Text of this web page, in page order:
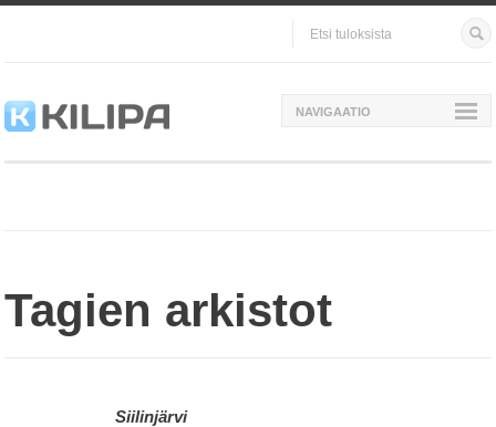
NAVIGAATIO
Tagien arkistot
Siilinjärvi